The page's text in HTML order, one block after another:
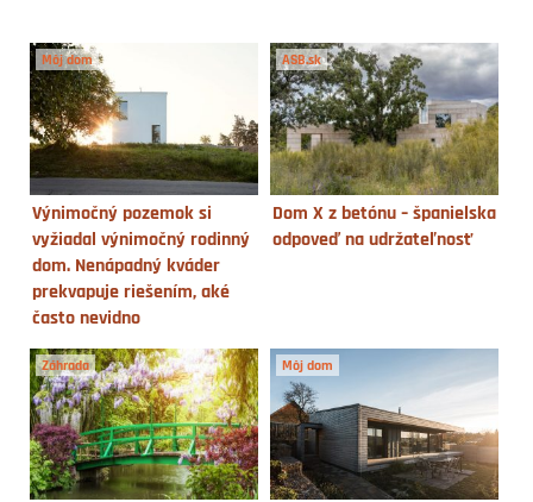
Môj dom
Výnimočný pozemok si
vyžiadal výnimočný rodinný
dom. Nenápadný kváder
prekvapuje riešením, aké
často nevidno
ASB.sk
Dom X z betónu – španielska
odpoveď na udržateľnosť
Záhrada Môj dom